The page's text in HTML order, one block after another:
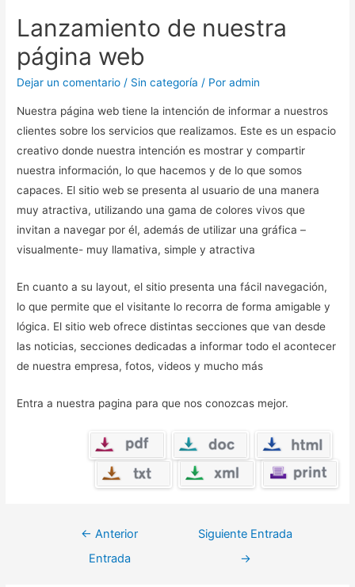
Lanzamiento de nuestra
página web
Dejar un comentario / Sin categoría / Poradmin
Nuestra página web tiene la intención de informar a nuestros
clientes sobre los servicios que realizamos. Este es un espacio
creativo donde nuestra intención es mostrar y compartir
nuestra información, lo que hacemos y de lo que somos
capaces. El sitio web se presenta al usuario de una manera
muy atractiva, utilizando una gama de colores vivos que
invitan a navegar por él, además de utilizar una gráfica –
visualmente- muy llamativa, simple y atractiva
En cuanto a su layout, el sitio presenta una fácil navegación,
lo que permite que el visitante lo recorra de forma amigable y
lógica. El sitio web ofrece distintas secciones que van desde
las noticias, secciones dedicadas a informar todo el acontecer
de nuestra empresa, fotos, videos y mucho más
Entra a nuestra pagina para que nos conozcas mejor.
Navegación
← Anterior
Entrada
Siguiente Entrada
→